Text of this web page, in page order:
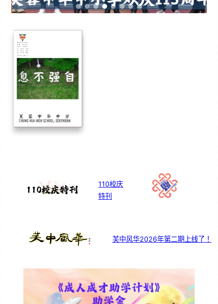
110校庆
特刊
芙中风华2026年第二期上线了！